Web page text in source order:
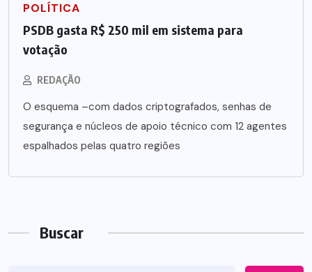
POLÍTICA
PSDB gasta R$ 250 mil em sistema para
votação
REDAÇÃO
O esquema –com dados criptografados, senhas de
segurança e núcleos de apoio técnico com 12 agentes
espalhados pelas quatro regiões
Buscar